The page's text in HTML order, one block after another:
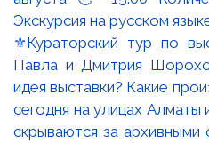
⚜️Кураторский тур по
Павла и Дмитрия
идея выставки? Какие
сегодня на улицах Алматы
скрываются за архивными